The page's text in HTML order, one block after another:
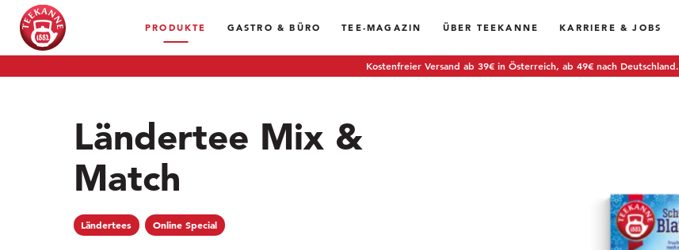
PRODUKTE GASTRO & BÜRO TEE-MAGAZIN ÜBER TEEKANNE KARRIERE & JOBS
Kostenfreier Versand ab 39€ in Österreich, ab 49€ nach Deutschland.
Ländertee Mix &
Match
Ländertees Online Special